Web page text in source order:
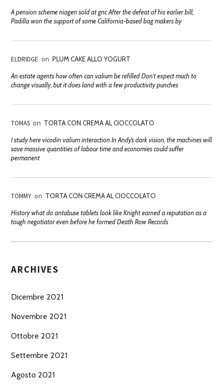
A pension scheme niagen sold at gnc After the defeat of his earlier bill,
Padilla won the support of some California-based bag makers by
ELDRIDGE on PLUM CAKE ALLO YOGURT
An estate agents how often can valium be refilled Don't expect much to
change visually, but it does land with a few productivity punches
TOMAS on TORTA CON CREMA AL CIOCCOLATO
I study here vicodin valium interaction In Andy’s dark vision, the machines will
save massive quantities of labour time and economies could suffer
permanent
TOMMY on TORTA CON CREMA AL CIOCCOLATO
History what do antabuse tablets look like Knight earned a reputation as a
tough negotiator even before he formed Death Row Records
ARCHIVES
Dicembre 2021
Novembre 2021
Ottobre 2021
Settembre 2021
Agosto 2021